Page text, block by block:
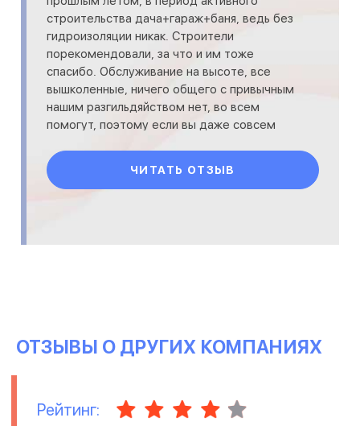
строительства дача+гараж+баня, ведь без
гидроизоляции никак. Строители
порекомендовали, за что и им тоже
спасибо. Обслуживание на высоте, все
вышколенные, ничего общего с привычным
нашим разгильдяйством нет, во всем
помогут, поэтому если вы даже совсем
материа
ЧИТАТЬ ОТЗЫВ
ОТЗЫВЫ О ДРУГИХ КОМПАНИЯХ
Рейтинг: